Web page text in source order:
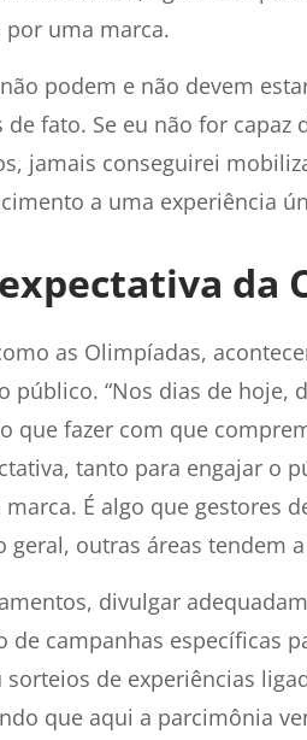
uma marca.
podem e não devem
de fato. Se eu não for
jamais conseguirei
a uma experiência
da
as Olimpíadas,
público. “Nos dias de
que fazer com que
tanto para engajar o
É algo que gestores
outras áreas tendem
divulgar
de campanhas específicas
de experiências
que aqui a parcimônia